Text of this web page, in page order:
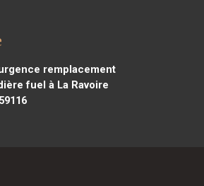
remplacement
fuel à La Ravoire